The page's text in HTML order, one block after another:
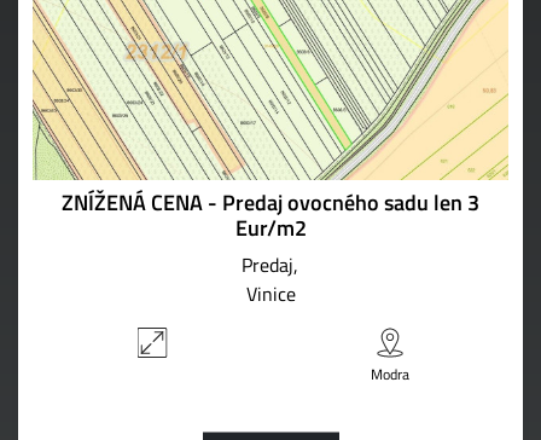
ZNÍŽENÁ CENA - Predaj ovocného sadu len 3
Eur/m2
Predaj
Vinice
Modra